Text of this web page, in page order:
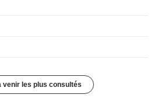
venir les plus consultés